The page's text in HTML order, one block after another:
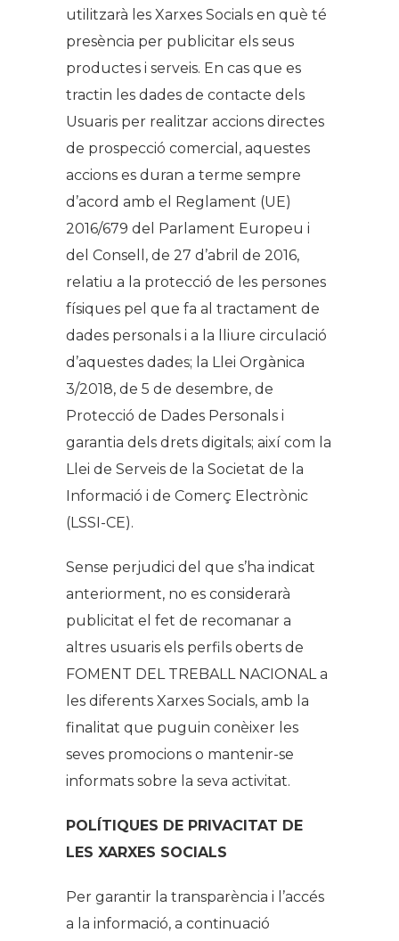
utilitzarà les Xarxes Socials en què té
presència per publicitar els seus
productes i serveis. En cas que es
tractin les dades de contacte dels
Usuaris per realitzar accions directes
de prospecció comercial, aquestes
accions es duran a terme sempre
d’acord amb el Reglament (UE)
2016/679 del Parlament Europeu i
del Consell, de 27 d’abril de 2016,
relatiu a la protecció de les persones
físiques pel que fa al tractament de
dades personals i a la lliure circulació
d’aquestes dades; la Llei Orgànica
3/2018, de 5 de desembre, de
Protecció de Dades Personals i
garantia dels drets digitals; així com la
Llei de Serveis de la Societat de la
Informació i de Comerç Electrònic
(LSSI-CE).
Sense perjudici del que s’ha indicat
anteriorment, no es considerarà
publicitat el fet de recomanar a
altres usuaris els perfils oberts de
FOMENT DEL TREBALL NACIONAL a
les diferents Xarxes Socials, amb la
finalitat que puguin conèixer les
seves promocions o mantenir-se
informats sobre la seva activitat.
POLÍTIQUES DE PRIVACITAT DE
LES XARXES SOCIALS
Per garantir la transparència i l’accés
a la informació, a continuació